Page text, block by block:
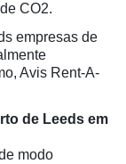
CO2.
empresas de
Avis Rent-A-
de Leeds em
modo